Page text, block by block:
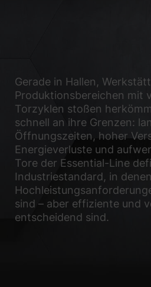
Gerade in Hallen,
Produktionsbereichen mit
Torzyklen stoßen
schnell an ihre Grenzen:
Öffnungszeiten, hoher
Energieverluste und
Tore der Essential-Line
Industriestandard, in denen
sind – aber effiziente und
entscheidend sind.
Impressum